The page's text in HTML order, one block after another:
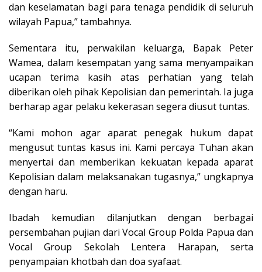
dan keselamatan bagi para tenaga pendidik di seluruh
wilayah Papua,” tambahnya.
Sementara itu, perwakilan keluarga, Bapak Peter
Wamea, dalam kesempatan yang sama menyampaikan
ucapan terima kasih atas perhatian yang telah
diberikan oleh pihak Kepolisian dan pemerintah. Ia juga
berharap agar pelaku kekerasan segera diusut tuntas.
“Kami mohon agar aparat penegak hukum dapat
mengusut tuntas kasus ini. Kami percaya Tuhan akan
menyertai dan memberikan kekuatan kepada aparat
Kepolisian dalam melaksanakan tugasnya,” ungkapnya
dengan haru.
Ibadah kemudian dilanjutkan dengan berbagai
persembahan pujian dari Vocal Group Polda Papua dan
Vocal Group Sekolah Lentera Harapan, serta
penyampaian khotbah dan doa syafaat.